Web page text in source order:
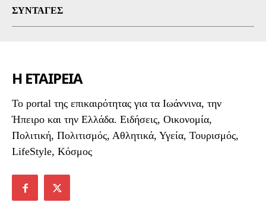
ΣΥΝΤΑΓΈΣ
Η ΕΤΑΙΡΕΙΑ
To portal της επικαιρότητας για τα Ιωάννινα, την
Ήπειρο και την Ελλάδα. Ειδήσεις, Οικονομία,
Πολιτική, Πολιτισμός, Αθλητικά, Υγεία, Τουρισμός,
LifeStyle, Κόσμος